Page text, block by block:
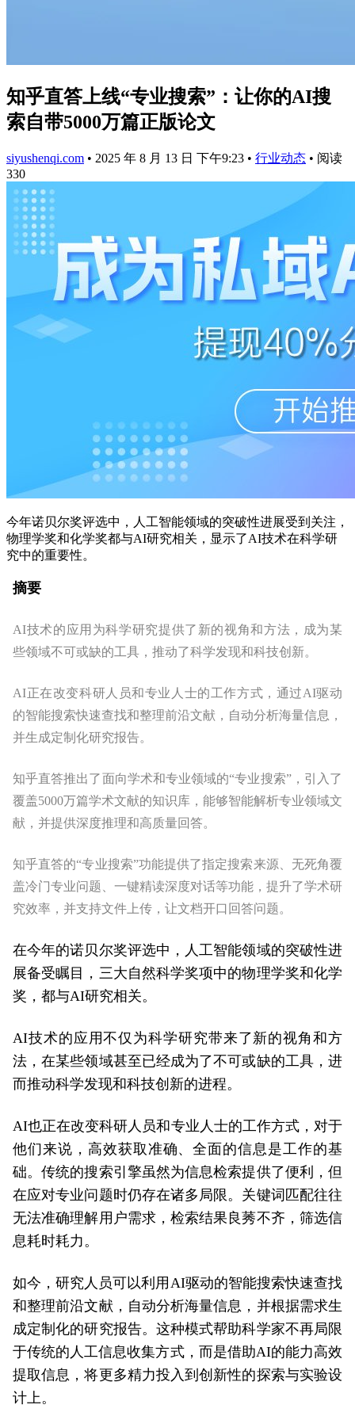
知乎直答上线“专业搜索”：让你的AI搜
索自带5000万篇正版论文
siyushenqi.com • 2025 年 8 月 13 日 下午9:23 • 行业动态 • 阅读
330
今年诺贝尔奖评选中，人工智能领域的突破性进展受到关注，
物理学奖和化学奖都与AI研究相关，显示了AI技术在科学研
究中的重要性。
摘要
AI技术的应用为科学研究提供了新的视角和方法，成为某
些领域不可或缺的工具，推动了科学发现和科技创新。
AI正在改变科研人员和专业人士的工作方式，通过AI驱动
的智能搜索快速查找和整理前沿文献，自动分析海量信息，
并生成定制化研究报告。
知乎直答推出了面向学术和专业领域的“专业搜索”，引入了
覆盖5000万篇学术文献的知识库，能够智能解析专业领域文
献，并提供深度推理和高质量回答。
知乎直答的“专业搜索”功能提供了指定搜索来源、无死角覆
盖冷门专业问题、一键精读深度对话等功能，提升了学术研
究效率，并支持文件上传，让文档开口回答问题。
在今年的诺贝尔奖评选中，人工智能领域的突破性进
展备受瞩目，三大自然科学奖项中的物理学奖和化学
奖，都与AI研究相关。
AI技术的应用不仅为科学研究带来了新的视角和方
法，在某些领域甚至已经成为了不可或缺的工具，进
而推动科学发现和科技创新的进程。
AI也正在改变科研人员和专业人士的工作方式，对于
他们来说，高效获取准确、全面的信息是工作的基
础。传统的搜索引擎虽然为信息检索提供了便利，但
在应对专业问题时仍存在诸多局限。关键词匹配往往
无法准确理解用户需求，检索结果良莠不齐，筛选信
息耗时耗力。
如今，研究人员可以利用AI驱动的智能搜索快速查找
和整理前沿文献，自动分析海量信息，并根据需求生
成定制化的研究报告。这种模式帮助科学家不再局限
于传统的人工信息收集方式，而是借助AI的能力高效
提取信息，将更多精力投入到创新性的探索与实验设
计上。